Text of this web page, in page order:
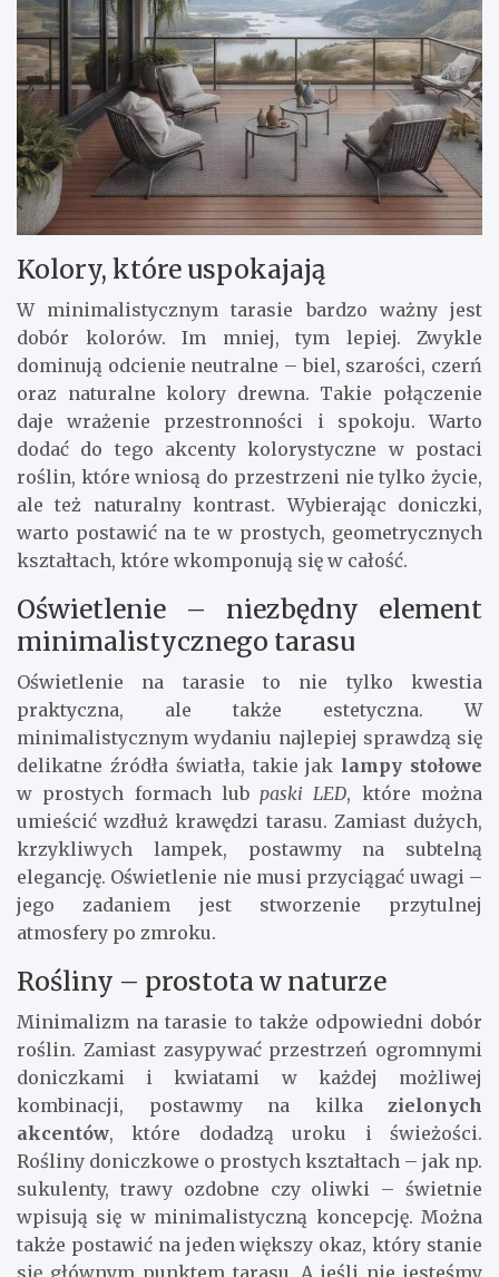
Kolory, które uspokajają
W minimalistycznym tarasie bardzo ważny jest
dobór kolorów. Im mniej, tym lepiej. Zwykle
dominują odcienie neutralne – biel, szarości, czerń
oraz naturalne kolory drewna. Takie połączenie
daje wrażenie przestronności i spokoju. Warto
dodać do tego akcenty kolorystyczne w postaci
roślin, które wniosą do przestrzeni nie tylko życie,
ale też naturalny kontrast. Wybierając doniczki,
warto postawić na te w prostych, geometrycznych
kształtach, które wkomponują się w całość.
Oświetlenie – niezbędny element
minimalistycznego tarasu
Oświetlenie na tarasie to nie tylko kwestia
praktyczna, ale także estetyczna. W
minimalistycznym wydaniu najlepiej sprawdzą się
delikatne źródła światła, takie jak lampy stołowe
w prostych formach lubpaski LED, które można
umieścić wzdłuż krawędzi tarasu. Zamiast dużych,
krzykliwych lampek, postawmy na subtelną
elegancję. Oświetlenie nie musi przyciągać uwagi –
jego zadaniem jest stworzenie przytulnej
atmosfery po zmroku.
Rośliny – prostota w naturze
Minimalizm na tarasie to także odpowiedni dobór
roślin. Zamiast zasypywać przestrzeń ogromnymi
doniczkami i kwiatami w każdej możliwej
kombinacji, postawmy na kilka zielonych
akcentów, które dodadzą uroku i świeżości.
Rośliny doniczkowe o prostych kształtach – jak np.
sukulenty, trawy ozdobne czy oliwki – świetnie
wpisują się w minimalistyczną koncepcję. Można
także postawić na jeden większy okaz, który stanie